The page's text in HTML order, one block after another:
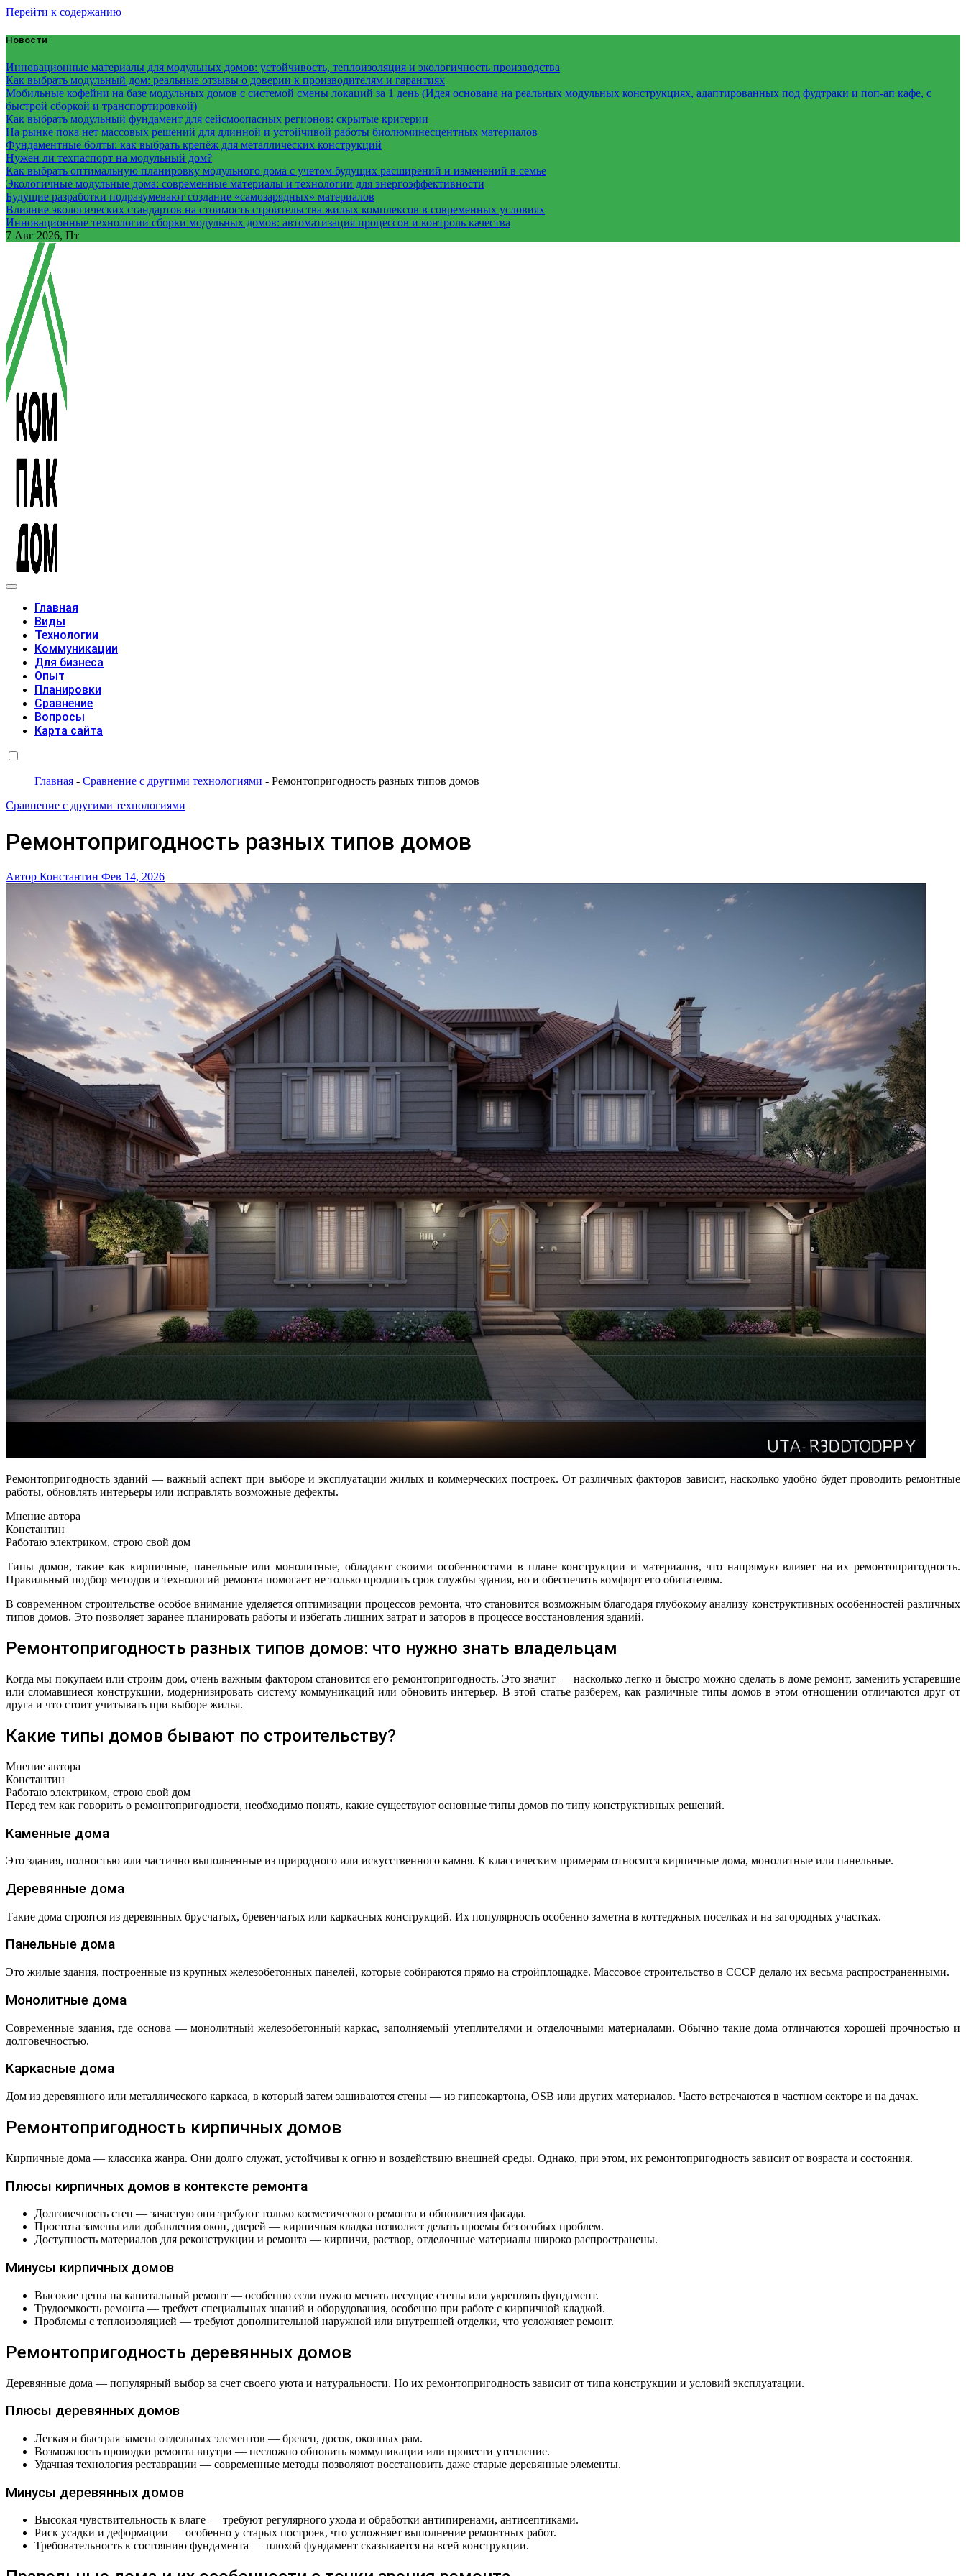
Перейти к содержанию
Новости
Инновационные материалы для модульных домов: устойчивость, теплоизоляция и экологичность производства
Как выбрать модульный дом: реальные отзывы о доверии к производителям и гарантиях
Мобильные кофейни на базе модульных домов с системой смены локаций за 1 день (Идея основана на реальных модульных конструкциях, адаптированных под фудтраки и поп-ап кафе, с
быстрой сборкой и транспортировкой)
Как выбрать модульный фундамент для сейсмоопасных регионов: скрытые критерии
На рынке пока нет массовых решений для длинной и устойчивой работы биолюминесцентных материалов
Фундаментные болты: как выбрать крепёж для металлических конструкций
Нужен ли техпаспорт на модульный дом?
Как выбрать оптимальную планировку модульного дома с учетом будущих расширений и изменений в семье
Экологичные модульные дома: современные материалы и технологии для энергоэффективности
Будущие разработки подразумевают создание «самозарядных» материалов
Влияние экологических стандартов на стоимость строительства жилых комплексов в современных условиях
Инновационные технологии сборки модульных домов: автоматизация процессов и контроль качества
7 Авг 2026, Пт
Главная
Виды
Технологии
Коммуникации
Для бизнеса
Опыт
Планировки
Сравнение
Вопросы
Карта сайта
Главная - Сравнение с другими технологиями - Ремонтопригодность разных типов домов
Сравнение с другими технологиями
Ремонтопригодность разных типов домов
Автор Константин Фев 14, 2026
Ремонтопригодность зданий — важный аспект при выборе и эксплуатации жилых и коммерческих построек. От различных факторов зависит, насколько удобно будет проводить ремонтные
работы, обновлять интерьеры или исправлять возможные дефекты.
Мнение автора
Константин
Работаю электриком, строю свой дом
Типы домов, такие как кирпичные, панельные или монолитные, обладают своими особенностями в плане конструкции и материалов, что напрямую влияет на их ремонтопригодность.
Правильный подбор методов и технологий ремонта помогает не только продлить срок службы здания, но и обеспечить комфорт его обитателям.
В современном строительстве особое внимание уделяется оптимизации процессов ремонта, что становится возможным благодаря глубокому анализу конструктивных особенностей различных
типов домов. Это позволяет заранее планировать работы и избегать лишних затрат и заторов в процессе восстановления зданий.
Ремонтопригодность разных типов домов: что нужно знать владельцам
Когда мы покупаем или строим дом, очень важным фактором становится его ремонтопригодность. Это значит — насколько легко и быстро можно сделать в доме ремонт, заменить устаревшие
или сломавшиеся конструкции, модернизировать систему коммуникаций или обновить интерьер. В этой статье разберем, как различные типы домов в этом отношении отличаются друг от
друга и что стоит учитывать при выборе жилья.
Какие типы домов бывают по строительству?
Мнение автора
Константин
Работаю электриком, строю свой дом
Перед тем как говорить о ремонтопригодности, необходимо понять, какие существуют основные типы домов по типу конструктивных решений.
Каменные дома
Это здания, полностью или частично выполненные из природного или искусственного камня. К классическим примерам относятся кирпичные дома, монолитные или панельные.
Деревянные дома
Такие дома строятся из деревянных брусчатых, бревенчатых или каркасных конструкций. Их популярность особенно заметна в коттеджных поселках и на загородных участках.
Панельные дома
Это жилые здания, построенные из крупных железобетонных панелей, которые собираются прямо на стройплощадке. Массовое строительство в СССР делало их весьма распространенными.
Монолитные дома
Современные здания, где основа — монолитный железобетонный каркас, заполняемый утеплителями и отделочными материалами. Обычно такие дома отличаются хорошей прочностью и
долговечностью.
Каркасные дома
Дом из деревянного или металлического каркаса, в который затем зашиваются стены — из гипсокартона, OSB или других материалов. Часто встречаются в частном секторе и на дачах.
Ремонтопригодность кирпичных домов
Кирпичные дома — классика жанра. Они долго служат, устойчивы к огню и воздействию внешней среды. Однако, при этом, их ремонтопригодность зависит от возраста и состояния.
Плюсы кирпичных домов в контексте ремонта
Долговечность стен — зачастую они требуют только косметического ремонта и обновления фасада.
Простота замены или добавления окон, дверей — кирпичная кладка позволяет делать проемы без особых проблем.
Доступность материалов для реконструкции и ремонта — кирпичи, раствор, отделочные материалы широко распространены.
Минусы кирпичных домов
Высокие цены на капитальный ремонт — особенно если нужно менять несущие стены или укреплять фундамент.
Трудоемкость ремонта — требует специальных знаний и оборудования, особенно при работе с кирпичной кладкой.
Проблемы с теплоизоляцией — требуют дополнительной наружной или внутренней отделки, что усложняет ремонт.
Ремонтопригодность деревянных домов
Деревянные дома — популярный выбор за счет своего уюта и натуральности. Но их ремонтопригодность зависит от типа конструкции и условий эксплуатации.
Плюсы деревянных домов
Легкая и быстрая замена отдельных элементов — бревен, досок, оконных рам.
Возможность проводки ремонта внутри — несложно обновить коммуникации или провести утепление.
Удачная технология реставрации — современные методы позволяют восстановить даже старые деревянные элементы.
Минусы деревянных домов
Высокая чувствительность к влаге — требуют регулярного ухода и обработки антипиренами, антисептиками.
Риск усадки и деформации — особенно у старых построек, что усложняет выполнение ремонтных работ.
Требовательность к состоянию фундамента — плохой фундамент сказывается на всей конструкции.